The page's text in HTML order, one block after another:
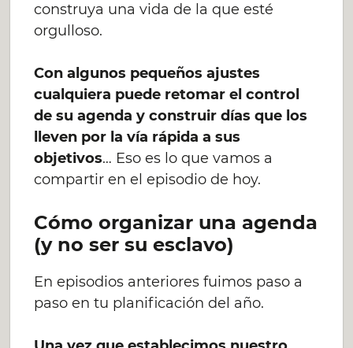
construya una vida de la que esté
orgulloso.
Con algunos pequeños ajustes
cualquiera puede retomar el control
de su agenda y construir días que los
lleven por la vía rápida a sus
objetivos… Eso es lo que vamos a
compartir en el episodio de hoy.
Cómo organizar una agenda
(y no ser su esclavo)
En episodios anteriores fuimos paso a
paso en tu planificación del año.